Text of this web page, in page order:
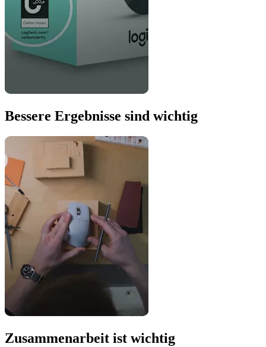
Bessere Ergebnisse sind wichtig
Zusammenarbeit ist wichtig